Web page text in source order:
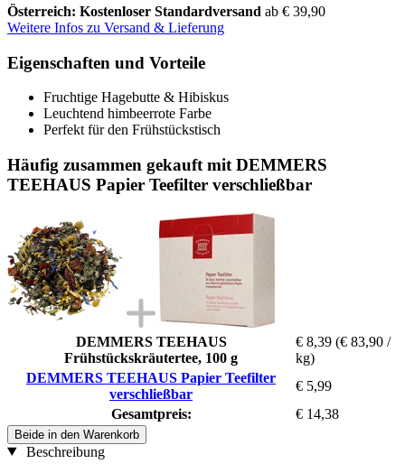
Österreich: Kostenloser Standardversand ab € 39,90
Weitere Infos zu Versand & Lieferung
Eigenschaften und Vorteile
Fruchtige Hagebutte & Hibiskus
Leuchtend himbeerrote Farbe
Perfekt für den Frühstückstisch
Häufig zusammen gekauft mit DEMMERS
TEEHAUS Papier Teefilter verschließbar
DEMMERS TEEHAUS
Frühstückskräutertee, 100 g
€ 8,39 (€ 83,90 /
kg)
DEMMERS TEEHAUS Papier Teefilter
verschließbar
€ 5,99
Gesamtpreis:
€ 14,38
Beide in den Warenkorb
Beschreibung